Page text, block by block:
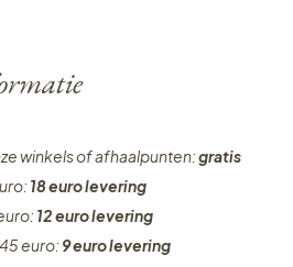
winkels of afhaalpunten:gratis
18 euro levering
12 euro levering
euro: 9 euro levering